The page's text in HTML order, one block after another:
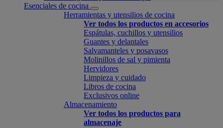
Esenciales de cocina
Herramientas y utensilios de cocina
Ver todos los productos en accesorios
Espátulas, cuchillos y utensilios
Guantes y delantales
Salvamanteles y posavasos
Molinillos de sal y pimienta
Hervidores
Limpieza y cuidado
Libros de cocina
Exclusivos online
Almacenamiento
Ver todos los productos para
almacenaje